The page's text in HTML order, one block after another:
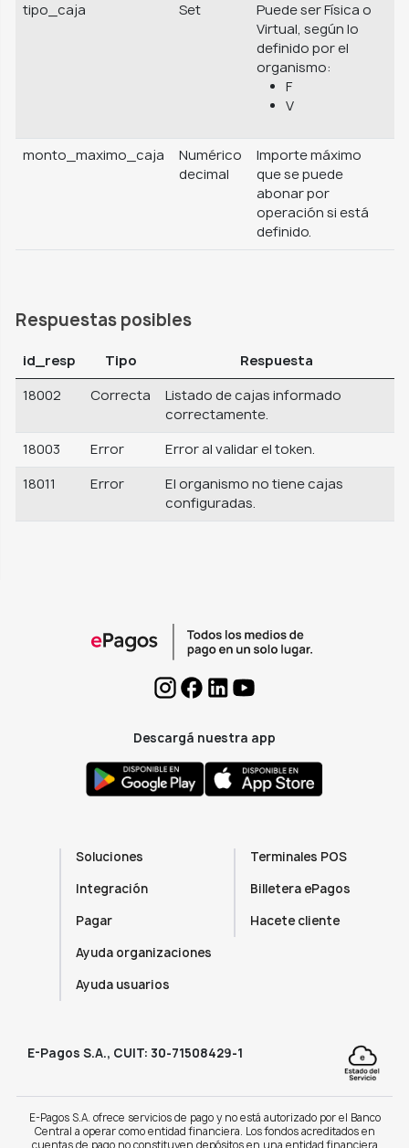
tipo_caja
Set
Puede ser Física o
Virtual, según lo
definido por el
organismo:
F
V
monto_maximo_caja
Numérico
decimal
Importe máximo
que se puede
abonar por
operación si está
definido.
Respuestas posibles
id_resp Tipo
Respuesta
18002
Correcta
Listado de cajas informado
correctamente.
18003
Error
Error al validar el token.
18011
Error
El organismo no tiene cajas
configuradas.
Descargá nuestra app
Soluciones
Integración
Pagar
Ayuda organizaciones
Ayuda usuarios
Terminales POS
Billetera ePagos
Hacete cliente
E-Pagos S.A., CUIT: 30-71508429-1
E-Pagos S.A. ofrece servicios de pago y no está autorizado por el Banco
Central a operar como entidad financiera. Los fondos acreditados en